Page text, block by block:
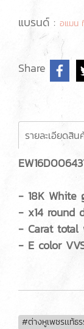
แบรนด์ : อแมน
Share
รายละเอียดสิน
- 18K White
- x14 round
- Carat total
- E color
#ต่างหูเพชรเเท้ธ